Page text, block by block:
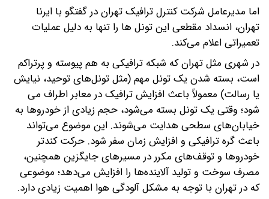
اما مدیرعامل شرکت کنترل ترافیک تهران در گفتگو با ایرنا
تهران، انسداد مقطعی این تونل ها را تنها به دلیل عملیات
تعمیراتی اعلام می‌کند.
در شهری مثل تهران که شبکه ترافیکی به هم پیوسته و پرتراکم
است، بسته شدن یک تونل مهم (مثل تونل‌های توحید، نیایش
یا رسالت) معمولاً باعث افزایش ترافیک در معابر اطراف می
شود؛ وقتی یک تونل بسته می‌شود، حجم زیادی از خودروها به
خیابان‌های سطحی هدایت می‌شوند. این موضوع می‌تواند
باعث گره ترافیکی و افزایش زمان سفر شود. حرکت کندتر
خودروها و توقف‌های مکرر در مسیرهای جایگزین همچنین،
مصرف سوخت و تولید آلاینده‌ها را افزایش می‌دهد؛ موضوعی
که در تهران با توجه به مشکل آلودگی هوا اهمیت زیادی دارد.